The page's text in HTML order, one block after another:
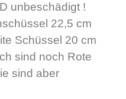
unbeschädigt !
22,5 cm
Schüssel 20 cm
sind noch Rote
sind aber